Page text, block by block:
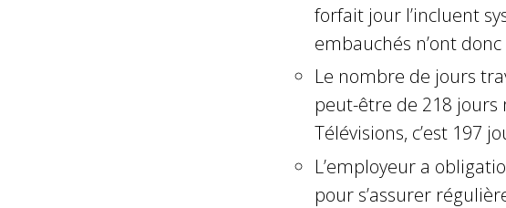
forfait jour l’incluent
embauchés n’ont
Le nombre de jours
peut-être de 218
Télévisions, c’est 197
L’employeur a
pour s’assurer